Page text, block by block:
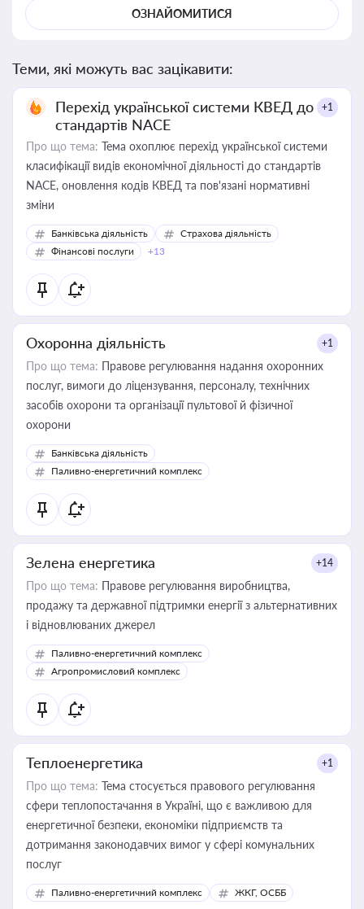
ОЗНАЙОМИТИСЯ
Теми, які можуть вас зацікавити:
Перехід української системи КВЕД до
стандартів NACE
+1
Про що тема: Тема охоплює перехід української системи
класифікації видів економічної діяльності до стандартів
NACE, оновлення кодів КВЕД та пов'язані нормативні
зміни
Банківська діяльність
Страхова діяльність
Фінансові послуги
+13
Охоронна діяльність +1
Про що тема: Правове регулювання надання охоронних
послуг, вимоги до ліцензування, персоналу, технічних
засобів охорони та організації пультової й фізичної
охорони
Банківська діяльність
Паливно-енергетичний комплекс
Зелена енергетика +14
Про що тема: Правове регулювання виробництва,
продажу та державної підтримки енергії з альтернативних
і відновлюваних джерел
Паливно-енергетичний комплекс
Агропромисловий комплекс
Теплоенергетика +1
Про що тема: Тема стосується правового регулювання
сфери теплопостачання в Україні, що є важливою для
енергетичної безпеки, економіки підприємств та
дотримання законодавчих вимог у сфері комунальних
послуг
Паливно-енергетичний комплекс ЖКГ, ОСББ